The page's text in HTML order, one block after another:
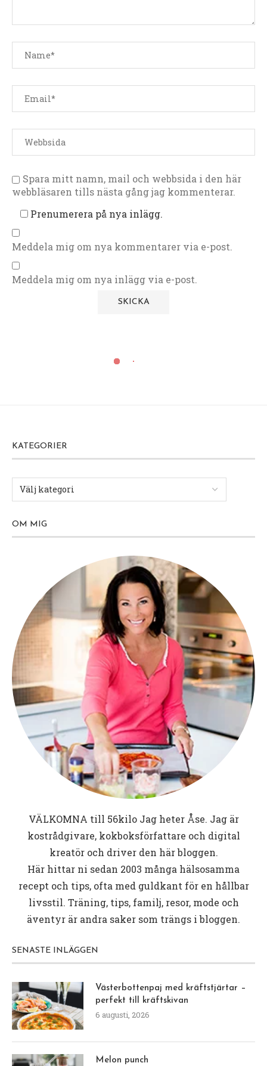
Spara mitt namn, mail och webbsida i den här
webbläsaren tills nästa gång jag kommenterar.
Prenumerera på nya inlägg.
Meddela mig om nya kommentarer via e-post.
Meddela mig om nya inlägg via e-post.
KATEGORIER
OM MIG
VÄLKOMNA till 56kiloJag heter Åse. Jag är
kostrådgivare, kokboksförfattare och digital
kreatör och driver den här bloggen.
Här hittar ni sedan 2003 många hälsosamma
recept och tips, ofta med guldkant för en hållbar
livsstil. Träning, tips, familj, resor, mode och
äventyr är andra saker som trängs i bloggen.
SENASTE INLÄGGEN
Västerbottenpaj med kräftstjärtar –
perfekt till kräftskivan
6 augusti, 2026
Melon punch